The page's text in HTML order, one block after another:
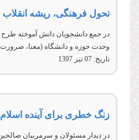
تحول فرهنگی، ریشه انقلاب
در جمع دانشجویان دانش آموخته
وحدت حوزه و دانشگاه (معنا، ضرورت
تاریخ: 07 تير 1397
زنگ خطری برای آینده اسلام
در ديدار مسئولان و سرمربيان